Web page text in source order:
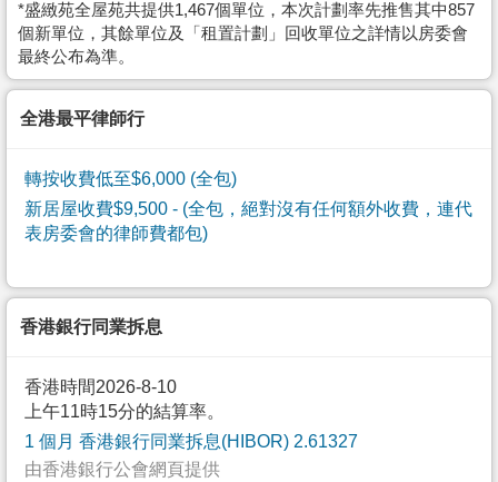
*盛緻苑全屋苑共提供1,467個單位，本次計劃率先推售其中857
個新單位，其餘單位及「租置計劃」回收單位之詳情以房委會
最終公布為準。
全港最平律師行
轉按收費低至$6,000 (全包)
新居屋收費$9,500 - (全包，絕對沒有任何額外收費，連代
表房委會的律師費都包)
香港銀行同業拆息
香港時間2026-8-10
上午11時15分的結算率。
1 個月 香港銀行同業拆息(HIBOR) 2.61327
由香港銀行公會網頁提供